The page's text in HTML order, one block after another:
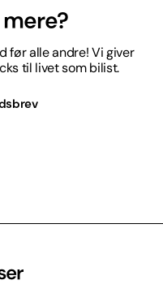
før alle andre! Vi giver
til livet som bilist.